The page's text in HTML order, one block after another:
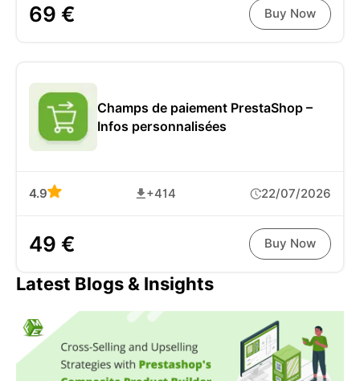
69 € Buy Now
Champs de paiement PrestaShop –
Infos personnalisées
4.9 +414 22/07/2026
49 € Buy Now
Latest Blogs & Insights